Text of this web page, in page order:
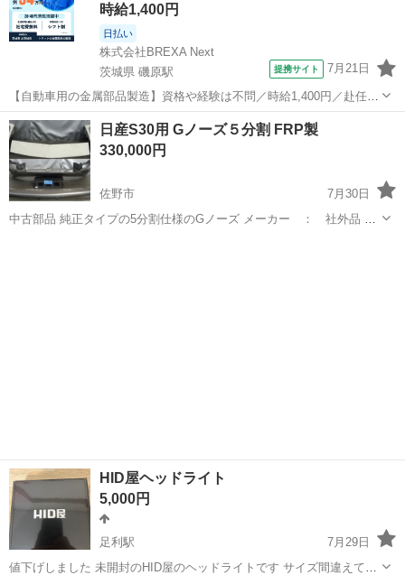
時給1,400円
日払い
株式会社BREXA Next
茨城県 磯原駅
提携サイト 7月21日
【自動車用の金属部品製造】資格や経験は不問／時給1,400円／赴任旅
費会社負担／正社員登用のチャンスあり／食堂利用可能／マイカー通
勤OK《茨城県茨城市》 人気の工場のお仕事 ◇トラックの金属部品の
製造◇ ★トラックの金属...
茨城 北茨城市 磯原駅 その他
日産S30用 Gノーズ５分割 FRP製
330,000円
佐野市
7月30日
中古部品 純正タイプの5分割仕様のGノーズ メーカー ： 社外品 モ
HID屋ヘッドライト
5,000円
足利駅
7月29日
値下げしました 未開封のHID屋のヘッドライトです サイズ間違えて購